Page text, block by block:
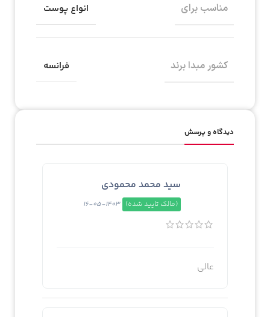
مناسب برای انواع پوست
کشور مبدا برند فرانسه
دیدگاه و پرسش
سید محمد محمودی
(مالک تایید شده) 1403-05-16
عالی